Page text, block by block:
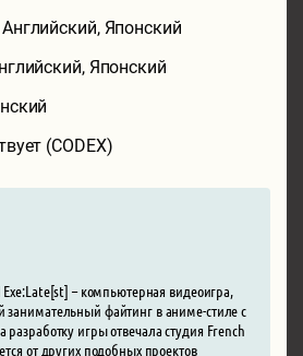
Английский, Японский
Японский
(CODEX)
Exe:Late[st] – компьютерная видеоигра,
занимательный файтинг в аниме-стиле с
игры отвечала студия French
от других подобных проектов